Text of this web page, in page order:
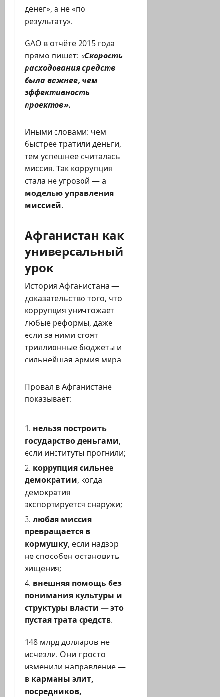
денег», а не «по
результату».
GAO в отчёте 2015 года
прямо пишет: «Скорость
расходования средств
была важнее, чем
эффективность
проектов».
Иными словами: чем
быстрее тратили деньги,
тем успешнее считалась
миссия. Так коррупция
стала не угрозой — а
моделью управления
миссией.
Афганистан как
универсальный
урок
История Афганистана —
доказательство того, что
коррупция уничтожает
любые реформы, даже
если за ними стоят
триллионные бюджеты и
сильнейшая армия мира.
Провал в Афганистане
показывает:
нельзя построить
государство деньгами,
если институты прогнили;
коррупция сильнее
демократии, когда
демократия
экспортируется снаружи;
любая миссия
превращается в
кормушку, если надзор
не способен остановить
хищения;
внешняя помощь без
понимания культуры и
структуры власти — это
пустая трата средств.
148 млрд долларов не
исчезли. Они просто
изменили направление —
в карманы элит,
посредников,